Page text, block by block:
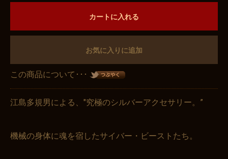
カートに入れる
お気に入りに追加
この商品について･･･
江島多規男による、"究極のシルバーアクセサリー。”
機械の身体に魂を宿したサイバー・ビーストたち。